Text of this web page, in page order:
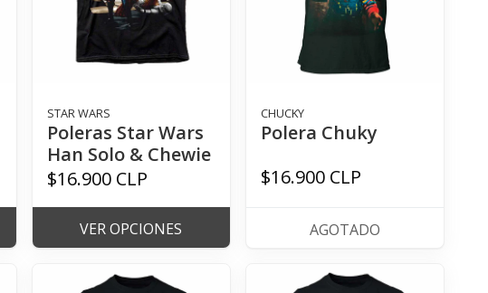
STAR WARS
Poleras Star Wars
Han Solo & Chewie
$16.900 CLP
VER OPCIONES
CHUCKY
Polera Chuky
$16.900 CLP
AGOTADO